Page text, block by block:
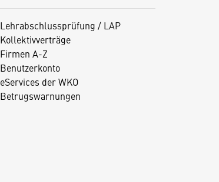
Lehrabschlussprüfung / LAP
Kollektivverträge
Firmen A-Z
Benutzerkonto
eServices der WKO
Betrugswarnungen